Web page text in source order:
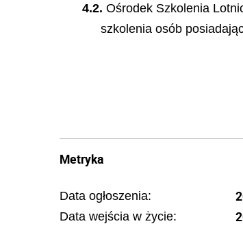
4.2. Ośrodek Szkolenia
szkolenia osób
Metryka
Data ogłoszenia:
Data wejścia w życie: